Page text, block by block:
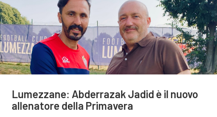
Lumezzane: Abderrazak Jadid è il nuovo
allenatore della Primavera